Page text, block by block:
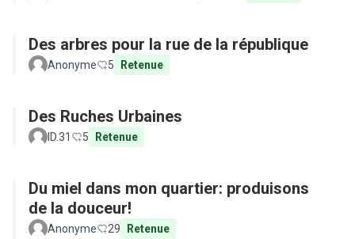
Des arbres pour la rue de la république
Anonyme 5 Retenue
Des Ruches Urbaines
ID.31 5 Retenue
Du miel dans mon quartier: produisons
de la douceur!
Anonyme 29 Retenue